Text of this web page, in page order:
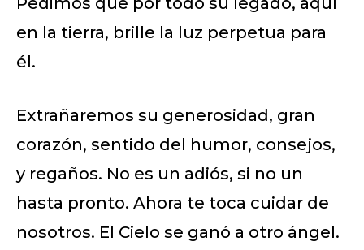
en la tierra, brille la luz perpetua para
él.
Extrañaremos su generosidad, gran
corazón, sentido del humor, consejos,
y regaños. No es un adiós, si no un
hasta pronto. Ahora te toca cuidar de
nosotros. El Cielo se ganó a otro ángel.